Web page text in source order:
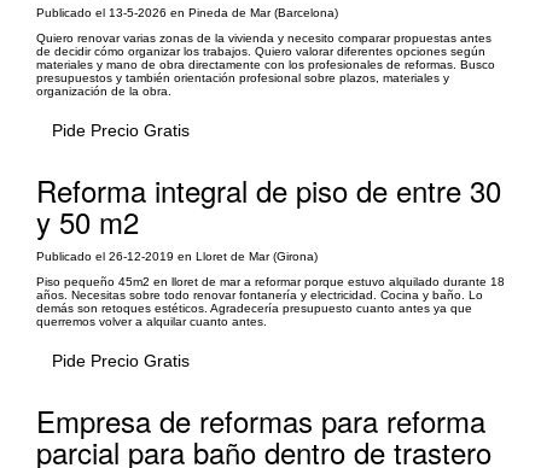
Publicado el 13-5-2026 en Pineda de Mar (Barcelona)
Quiero renovar varias zonas de la vivienda y necesito comparar propuestas antes
de decidir cómo organizar los trabajos. Quiero valorar diferentes opciones según
materiales y mano de obra directamente con los profesionales de reformas. Busco
presupuestos y también orientación profesional sobre plazos, materiales y
organización de la obra.
Pide Precio Gratis
Reforma integral de piso de entre 30
y 50 m2
Publicado el 26-12-2019 en Lloret de Mar (Girona)
Piso pequeño 45m2 en lloret de mar a reformar porque estuvo alquilado durante 18
años. Necesitas sobre todo renovar fontanería y electricidad. Cocina y baño. Lo
demás son retoques estéticos. Agradecería presupuesto cuanto antes ya que
querremos volver a alquilar cuanto antes.
Pide Precio Gratis
Empresa de reformas para reforma
parcial para baño dentro de trastero